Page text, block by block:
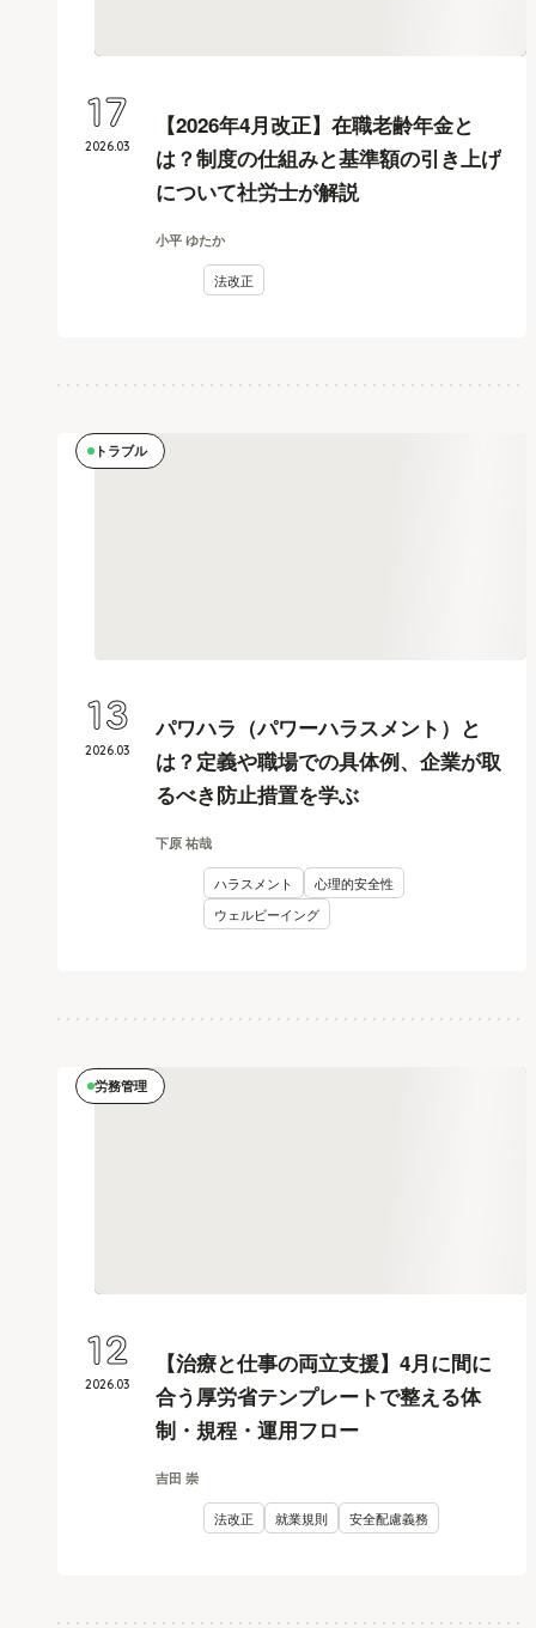
【2026年4月改正】在職老齢年金と
は？制度の仕組みと基準額の引き上げ
について社労士が解説
小平 ゆたか
法改正
2026.03
17
トラブル
パワハラ（パワーハラスメント）と
は？定義や職場での具体例、企業が取
るべき防止措置を学ぶ
下原 祐哉
ハラスメント
心理的安全性
ウェルビーイング
2026. 03
13
労務管理
【治療と仕事の両立支援】4月に間に
合う厚労省テンプレートで整える体
制・規程・運用フロー
吉田 崇
法改正 就業規則 安全配慮義務
2026.03
12